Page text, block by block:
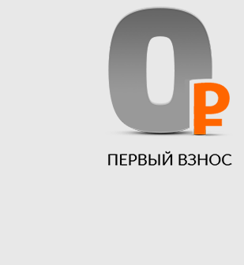
Навесное оборудование для
Новости
Отзывы
Вакансии
Гарантия